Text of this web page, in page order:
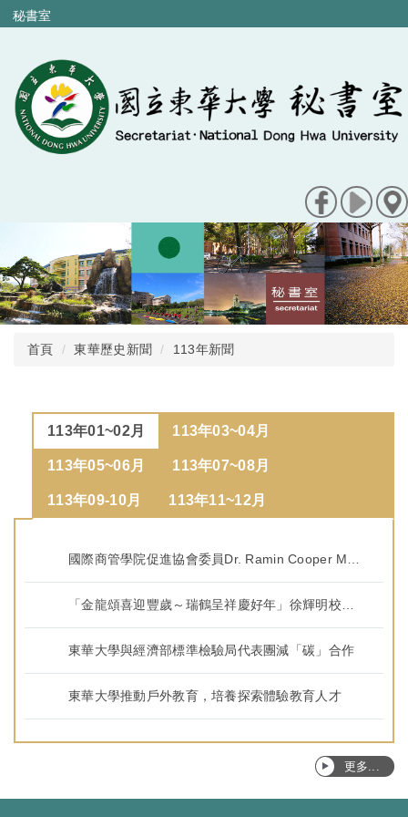
跳
到
內
容
區
秘書室
首頁 東華歷史新聞 113年新聞
113年01~02月 113年03~04月
113年05~06月 113年07~08月
113年09-10月 113年11~12月
東華大學與經濟部標準檢驗局代表團減「碳」合作
東華大學推動戶外教育，培養探索體驗教育人才
更多...